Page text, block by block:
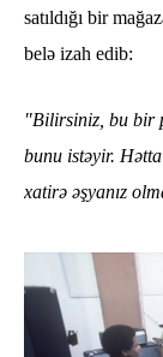
satıldığı bir
belə izah edib:
"Bilirsiniz, bu bir
bunu istəyir.
xatirə əşyanız